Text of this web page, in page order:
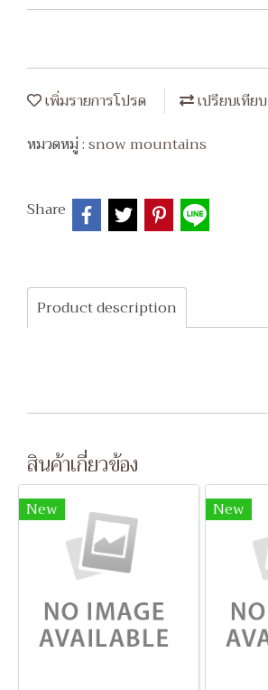
เพิ่มรายการโปรด
เปรียบเทียบ
หมวดหมู่ :snow mountains
Share
Product description
สินค้าเกี่ยวข้อง
New New